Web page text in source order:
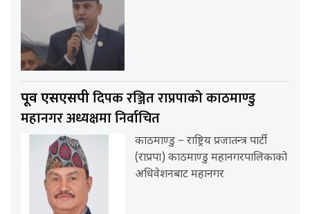
पूर्व एसएसपीदिपक रञ्जित राप्रपाको काठमाण्डु
महानगर अध्यक्षमा निर्वाचित
काठमाण्डु – राष्ट्रिय प्रजातन्त्र पार्टी
(राप्रपा) काठमाण्डु महानगरपालिकाको
अधिवेशनबाट महानगर